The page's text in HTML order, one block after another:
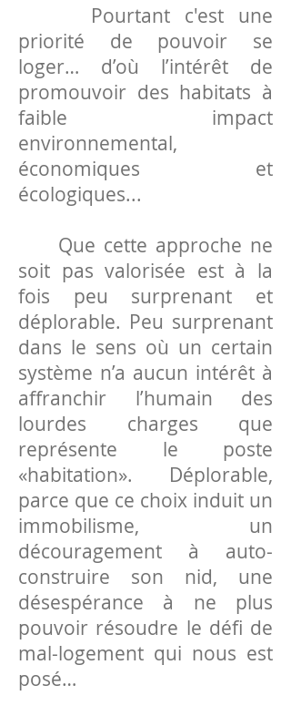
Pourtant c'est une
priorité de pouvoir se
loger… d’où l’intérêt de
promouvoir des habitats à
faible impact
environnemental,
économiques et
écologiques...
Que cette approche ne
soit pas valorisée est à la
fois peu surprenant et
déplorable. Peu surprenant
dans le sens où un certain
système n’a aucun intérêt à
affranchir l’humain des
lourdes charges que
représente le poste
«habitation». Déplorable,
parce que ce choix induit un
immobilisme, un
découragement à auto-
construire son nid, une
désespérance à ne plus
pouvoir résoudre le défi de
mal-logement qui nous est
posé…